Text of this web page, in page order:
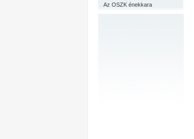
Az OSZK énekkara